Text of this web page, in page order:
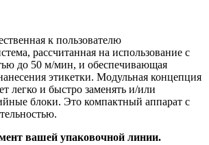
к пользователю
рассчитанная на использование с
до 50 м/мин, и обеспечивающая
этикетки. Модульная концепция
легко и быстро заменять и/или
блоки. Это компактный аппарат с
вашей упаковочной линии.